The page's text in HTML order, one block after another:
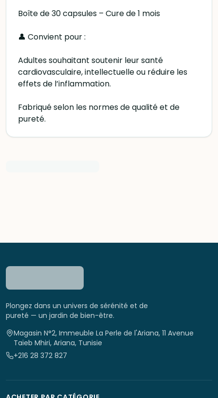
Boîte de 30 capsules – Cure de 1 mois
👤 Convient pour :
Adultes souhaitant soutenir leur santé
cardiovasculaire, intellectuelle ou réduire les
effets de l’inflammation.
Fabriqué selon les normes de qualité et de
pureté.
Plongez dans un univers de sérénité et de
pureté — un jardin de bien-être.
Magasin N°2, Immeuble La Perle de l'Ariana, 11 Avenue
Taïeb Mhiri, Ariana, Tunisie
+216 28 372 827